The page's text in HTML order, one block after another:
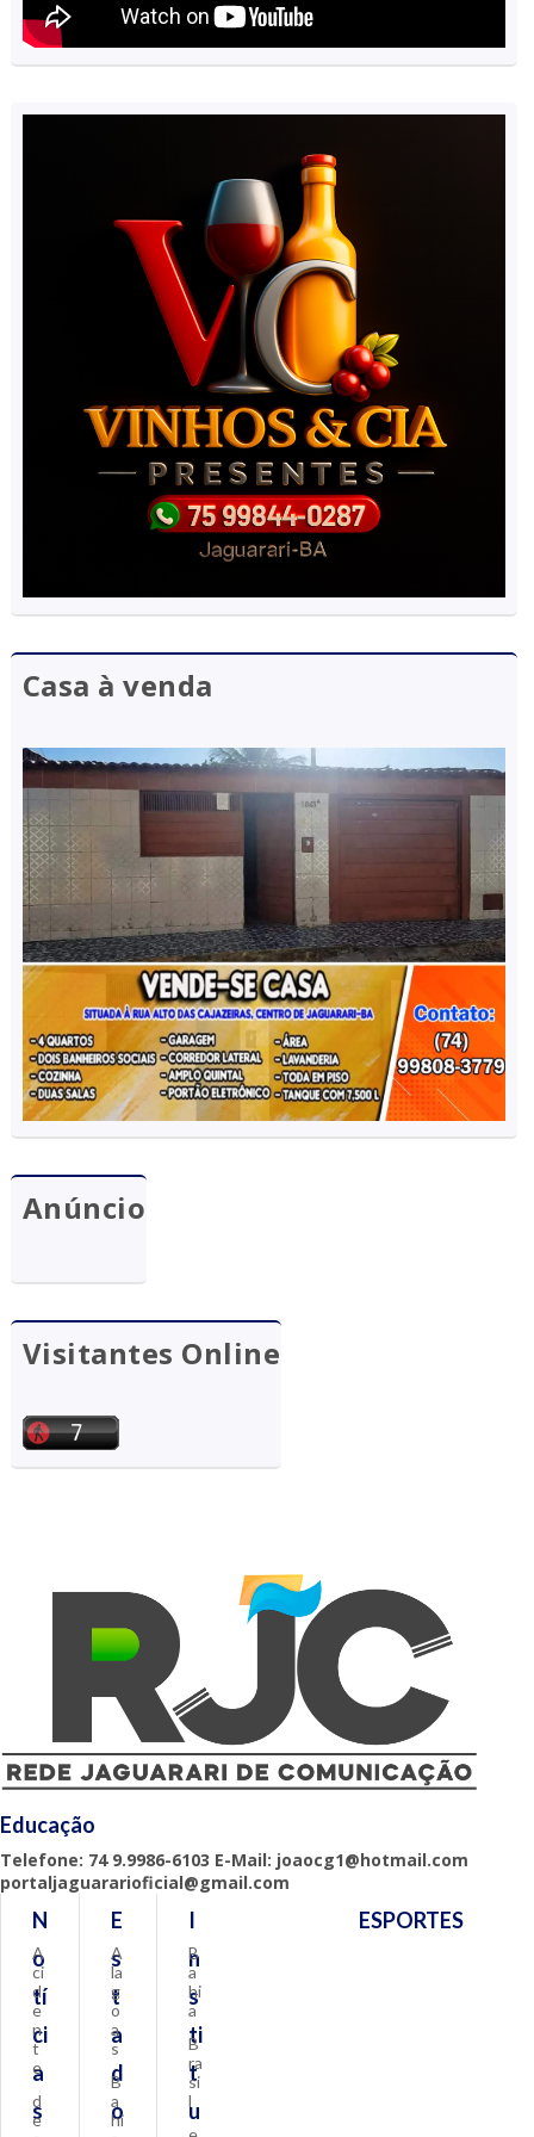
Casa à venda
Anúncio
Visitantes Online
Educação
Telefone: 74 9.9986-6103 E-Mail: joaocg1@hotmail.com
portaljaguararioficial@gmail.com
N
o
tí
ci
a
s
A
ci
d
e
n
t
e
d
e
E
s
t
a
d
o
A
la
g
o
a
s
B
a
hi
I
n
s
ti
t
u
B
a
hi
a
B
ra
si
l
ESPORTES